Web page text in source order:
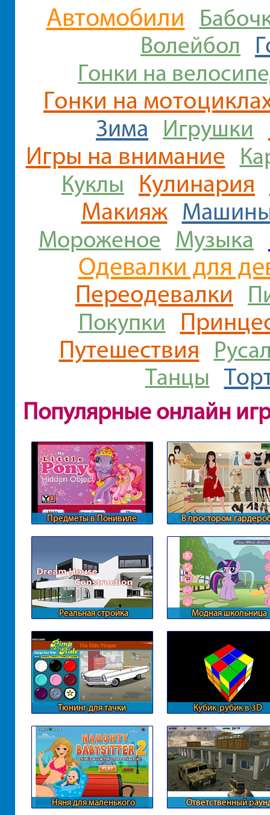
Автомобили
Волейбол
Гонки на
Гонки на
Зима Игрушки
Игры на внимание
Куклы
Кулинария
Макияж
Мороженое Музыка
Одевалки для
Переодевалки
Покупки
Путешествия
Танцы
Популярные онлайн
Предметы в Понивиле
В простором
Реальная стройка
Модная школьница
Тюнинг для тачки Кубик-рубик в 3D
Няня для маленького
Ответственный